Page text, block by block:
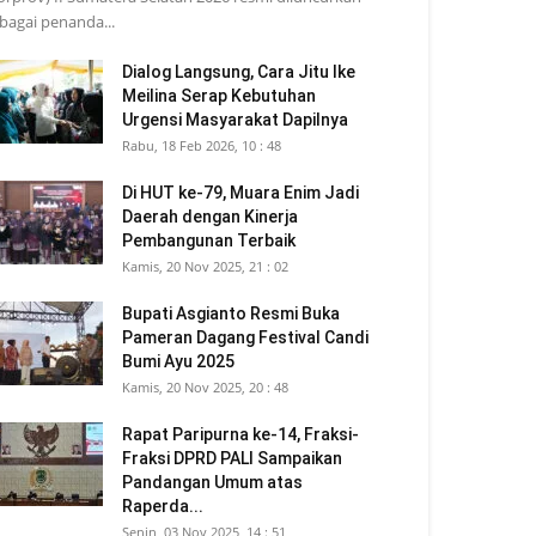
penanda...
Dialog Langsung, Cara Jitu Ike
Meilina Serap Kebutuhan
Urgensi Masyarakat Dapilnya
Rabu, 18 Feb 2026, 10 : 48
Di HUT ke-79, Muara Enim Jadi
Daerah dengan Kinerja
Pembangunan Terbaik
Kamis, 20 Nov 2025, 21 : 02
Bupati Asgianto Resmi Buka
Pameran Dagang Festival Candi
Bumi Ayu 2025
Kamis, 20 Nov 2025, 20 : 48
Rapat Paripurna ke-14, Fraksi-
Fraksi DPRD PALI Sampaikan
Pandangan Umum atas
Raperda...
Senin, 03 Nov 2025, 14 : 51